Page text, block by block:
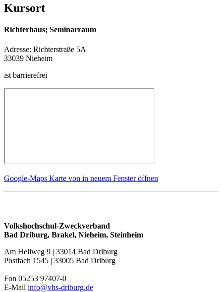
Kursort
Richterhaus; Seminarraum
Adresse: Richterstraße 5A
33039 Nieheim
ist barrierefrei
Google-Maps Karte von in neuem Fenster öffnen
Volkshochschul-Zweckverband
Bad Driburg, Brakel, Nieheim, Steinheim
Am Hellweg 9 | 33014 Bad Driburg
Postfach 1545 | 33005 Bad Driburg
Fon 05253 97407-0
E-Mail info@vhs-driburg.de